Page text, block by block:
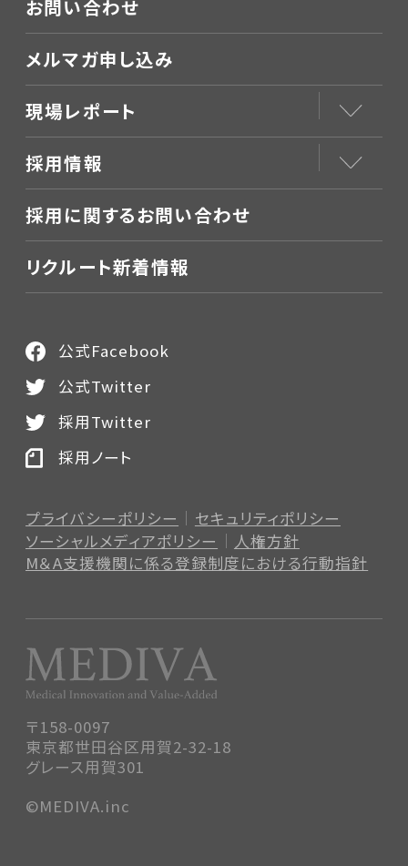
お問い合わせ
メルマガ申し込み
現場レポート
採用情報
採用に関するお問い合わせ
リクルート新着情報
〒158-0097
東京都世田谷区用賀2-32-18
グレース用賀301
プライバシーポリシー
セキュリティポリシー
ソーシャルメディアポリシー
人権方針
M＆A支援機関に係る登録制度における行動指針
公式Facebook
公式Twitter
採用Twitter
採用ノート
©MEDIVA.inc